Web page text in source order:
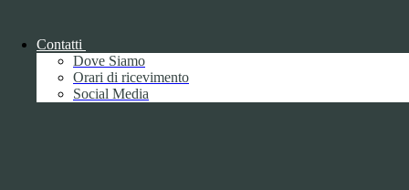
Contatti
Dove Siamo
Orari di ricevimento
Social Media